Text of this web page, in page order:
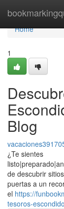
Home
Home
1
Blog
¿Te sientes
de descubrir
puertas a un
el https://
tesoros-